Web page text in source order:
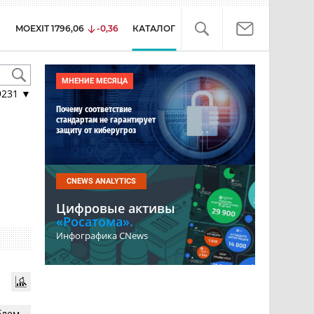
MOEXIT 1796,06 -0,36 КАТАЛОГ
▼
МНЕНИЕ МЕСЯЦА
Почему соответствие
стандартам не гарантирует
защиту от киберугроз
CNEWS ANALYTICS
Цифровые активы
«Росатома».
Инфографика CNews